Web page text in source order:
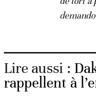
Lire aussi :
rappellent à